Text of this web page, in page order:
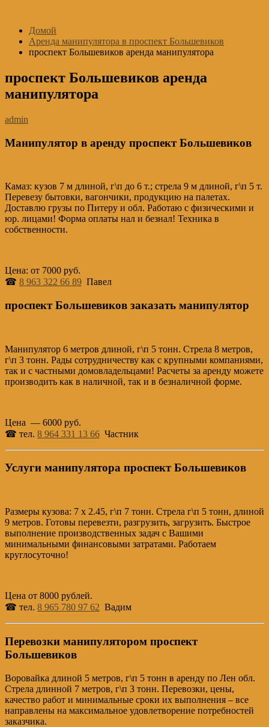
содержимому
Домой
Аренда манипулятора в проспект Большевиков
проспект Большевиков аренда манипулятора
проспект Большевиков аренда
манипулятора
admin
Манипулятор в аренду проспект Большевиков
Камаз: кузов 7 м длиной, г\п до 6 т.; стрела 9 м длиной, г\п 5 т.
Перевезу бытовки, вагончики, продукцию на палетах.
Доставлю грузы по Питеру и обл. Работаю с физическими и
юр. лицами! Форма оплаты нал и безнал! Техника в
собственности.
Цена: от 7000 руб.
☎ 8 963 322 66 89 Павел
проспект Большевиков заказать манипулятор
Манипулятор 6 метров длиной, г\п 5 тонн. Стрела 8 метров,
г\п 3 тонн. Рады сотрудничеству как с крупными компаниями,
так и с частными домовладельцами! Расчеты за аренду можете
производить как в наличной, так и в безналичной форме.
Цена — 6000 руб.
☎ тел. 8 964 331 13 66 Частник
Услуги манипулятора проспект Большевиков
Размеры кузова: 7 х 2.45, г\п 7 тонн. Стрела г\п 5 тонн, длиной
9 метров. Готовы перевезти, разгрузить, загрузить. Быстрое
выполнение производственных задач с Вашими
минимальными финансовыми затратами. Работаем
круглосуточно!
Цена от 8000 рублей.
☎ тел. 8 965 780 97 62 Вадим
Перевозки манипулятором проспект
Большевиков
Воровайка длиной 5 метров, г\п 5 тонн в аренду по Лен обл.
Стрела длинной 7 метров, г\п 3 тонн. Перевозки, цены,
качество работ и минимальные сроки их выполнения – все
направлены на максимальное удовлетворение потребностей
заказчика.